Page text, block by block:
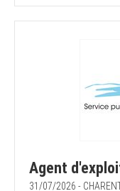
Agent
31/07/2026 -